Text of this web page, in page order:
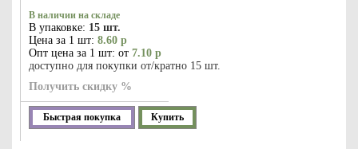
В наличии на складе
В упаковке: 15 шт.
Цена за 1 шт: 8.60 р
Опт цена за 1 шт: от 7.10 р
доступно для покупки от/кратно 15 шт.
Получить скидку %
Быстрая покупка Купить